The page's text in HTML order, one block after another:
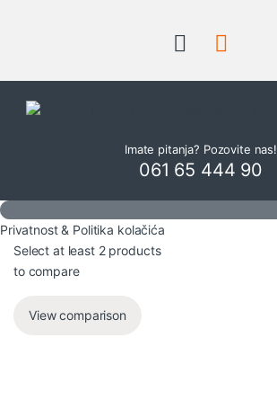
Imate pitanja? Pozovite nas!
061 65 444 90
Privatnost & Politika kolačića
Select at least 2 products
to compare
View comparison